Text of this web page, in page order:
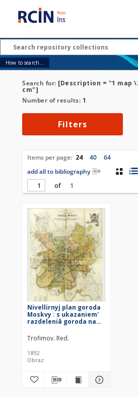
How to search...
Search for: [Description = "1 map
cm"]
Number of results: 1
Filters
Items per page: 24 40
64
add all to bibliography
of
1
Nivellirnyj plan goroda
Moskvy : s ukazaniem'
razdeleniâ goroda na
učastki, soglasno
postanovleniâ
Moskovskoj Gorodskoj
Dumy 30 iûnâ 1892 g.,
utveržennago ukazom
Senata ot 10 dekabrâ
1892 g. [...]
Trofimov. Red.
1892
Obraz